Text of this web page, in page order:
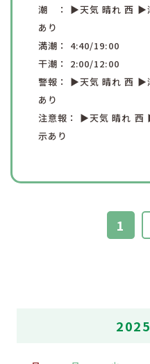
潮 ： ▶︎天気晴れ西 ▶︎
あり
満潮： 4:40/19:00
干潮： 2:00/12:00
警報： ▶︎天気晴れ西 ▶︎
あり
注意報： ▶︎天気晴れ 西
示あり
1